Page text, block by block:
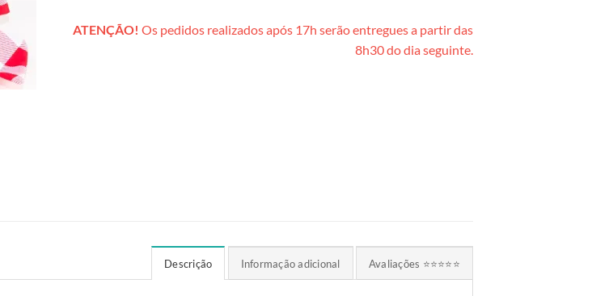
ATENÇÃO! Os pedidos realizados após 17h serão entregues a partir das
8h30 do dia seguinte.
Descrição Informação adicional Avaliações ⭐⭐⭐⭐⭐